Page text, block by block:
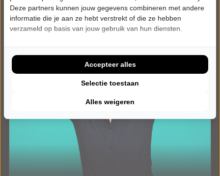
Deze partners kunnen jouw gegevens combineren met andere
informatie die je aan ze hebt verstrekt of die ze hebben
verzameld op basis van jouw gebruik van hun diensten.
Alles weigeren
Selectie toestaan
Accepteer alles